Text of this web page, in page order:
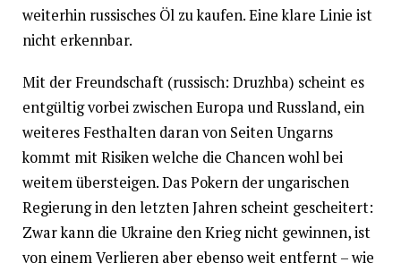
weiterhin russisches Öl zu kaufen. Eine klare Linie ist
nicht erkennbar.
Mit der Freundschaft (russisch: Druzhba) scheint es
entgültig vorbei zwischen Europa und Russland, ein
weiteres Festhalten daran von Seiten Ungarns
kommt mit Risiken welche die Chancen wohl bei
weitem übersteigen. Das Pokern der ungarischen
Regierung in den letzten Jahren scheint gescheitert:
Zwar kann die Ukraine den Krieg nicht gewinnen, ist
von einem Verlieren aber ebenso weit entfernt – wie